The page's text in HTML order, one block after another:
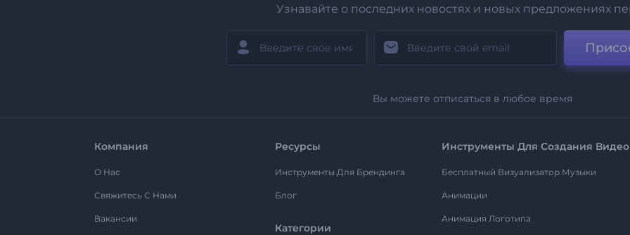
Узнавайте о последних новостях и новых предложениях
Вы можете отписаться в любое время
Компания
О Нас
Свяжитесь С Нами
Вакансии
Ресурсы
Инструменты Для Брендинга
Блог
Категории
Инструменты Для Создания Видео
Бесплатный Визуализатор Музыки
Анимации
Анимация Логотипа